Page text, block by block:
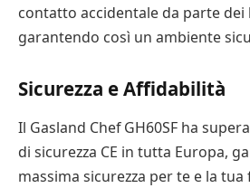
contatto accidentale da parte dei
garantendo così un ambiente
Sicurezza e Affidabilità
Il Gasland Chef GH60SF ha
di sicurezza CE in tutta Europa,
massima sicurezza per te e la tua